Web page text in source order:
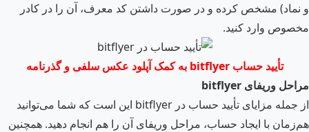
و نماد) مشخص کرده و در صورت داشتن کد معرف، آن را در کادر
مخصوص وارد کنید.
تأیید حسابbitflyer به کمک آپلود عکس سلفی و گذرنامه
مراحل وریفای bitflyer
از جمله مزایای تأیید حساب در bitflyer این است که شما می‌توانید
هم‌زمان با ایجاد حساب، مراحل وریفای آن را هم انجام دهید. همچنین